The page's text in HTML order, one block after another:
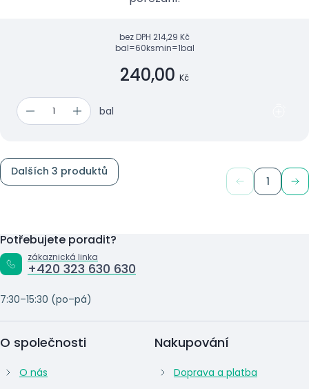
bez DPH 214,29 Kč
bal=60ksmin=1bal
240,00 Kč
bal
Dalších 3 produktů
1
Potřebujete poradit?
zákaznická linka
+420 323 630 630
7:30–15:30 (po–pá)
O společnosti
O nás
Nakupování
Doprava a platba